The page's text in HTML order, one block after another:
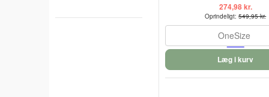
274,98 kr.
Oprindeligt:549,95 kr.
OneSize
Læg i kurv